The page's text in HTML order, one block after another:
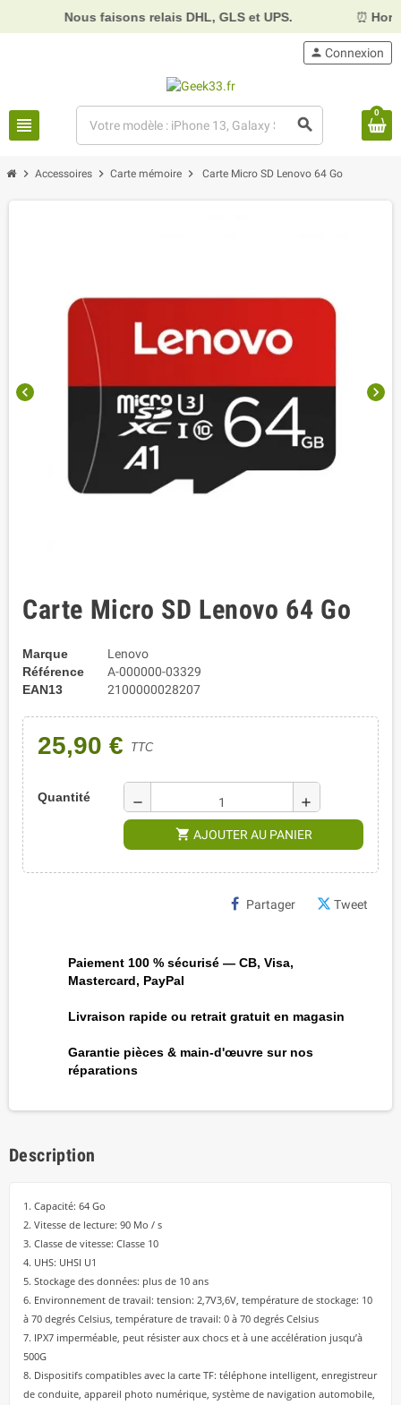
Nous faisons relais DHL, GLS et UPS. ⏰
view_headline search
person Connexion
0
chevron_right Accessoires chevron_right Carte mémoire chevron_right Carte Micro SD Lenovo 64 Go
chevron_left chevron_right
Carte Micro SD Lenovo 64 Go
Marque
Lenovo
Référence
A-000000-03329
EAN13
2100000028207
25,90 € TTC
Quantité remove add
shopping_cart AJOUTER AU PANIER
Partager Tweet
Paiement 100 % sécurisé — CB, Visa,
Mastercard, PayPal
Livraison rapide ou retrait gratuit en magasin
Garantie pièces & main-d'œuvre sur nos
réparations
Description
1. Capacité: 64 Go
2. Vitesse de lecture: 90 Mo / s
3. Classe de vitesse: Classe 10
4. UHS: UHSI U1
5. Stockage des données: plus de 10 ans
6. Environnement de travail: tension: 2,7V3,6V, température de stockage: 10
à 70 degrés Celsius, température de travail: 0 à 70 degrés Celsius
7. IPX7 imperméable, peut résister aux chocs et à une accélération jusqu’à
500G
8. Dispositifs compatibles avec la carte TF: téléphone intelligent, enregistreur
de conduite, appareil photo numérique, système de navigation automobile,